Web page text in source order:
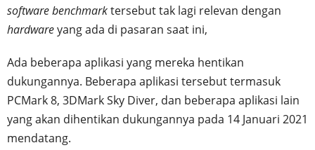
software benchmarktersebut tak lagi relevan dengan
hardwareyang ada di pasaran saat ini,
Ada beberapa aplikasi yang mereka hentikan
dukungannya. Beberapa aplikasi tersebut termasuk
PCMark 8, 3DMark Sky Diver, dan beberapa aplikasi lain
yang akan dihentikan dukungannya pada 14 Januari 2021
mendatang.